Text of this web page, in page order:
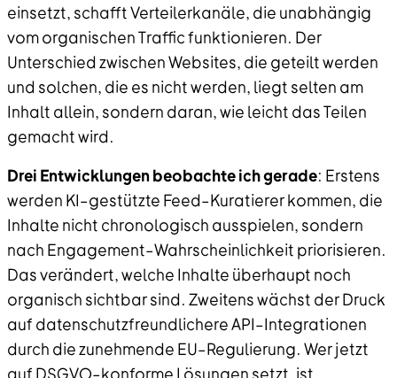
einsetzt, schafft Verteilerkanäle, die unabhängig
vom organischen Traffic funktionieren. Der
Unterschied zwischen Websites, die geteilt werden
und solchen, die es nicht werden, liegt selten am
Inhalt allein, sondern daran, wie leicht das Teilen
gemacht wird.
Drei Entwicklungen beobachte ich gerade: Erstens
werden KI–gestützte Feed–Kuratierer kommen, die
Inhalte nicht chronologisch ausspielen, sondern
nach Engagement–Wahrscheinlichkeit priorisieren.
Das verändert, welche Inhalte überhaupt noch
organisch sichtbar sind. Zweitens wächst der Druck
auf datenschutzfreundlichere API–Integrationen
durch die zunehmende EU–Regulierung. Wer jetzt